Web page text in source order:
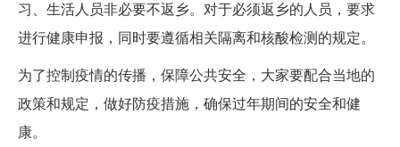
习、生活人员非必要不返乡。对于必须返乡的人员，要求
进行健康申报，同时要遵循相关隔离和核酸检测的规定。
为了控制疫情的传播，保障公共安全，大家要配合当地的
政策和规定，做好防疫措施，确保过年期间的安全和健
康。